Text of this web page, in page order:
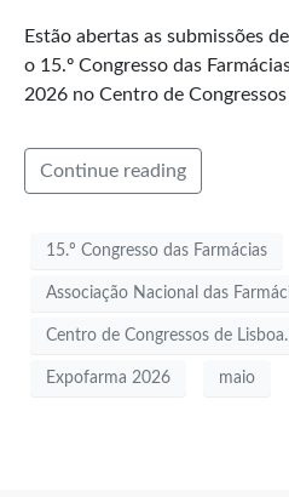
Estão abertas as submissões
o 15.º Congresso das
2026 no Centro de Congressos
Continue reading
15.º Congresso das Farmácias
Associação Nacional das
Centro de Congressos de Lisboa.
Expofarma 2026 maio